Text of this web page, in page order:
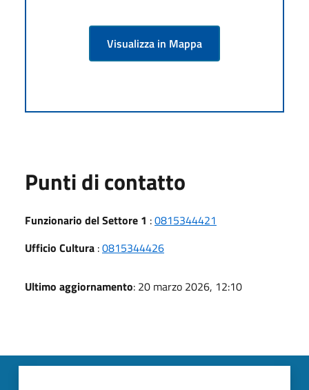
Visualizza in Mappa
Punti di contatto
Funzionario del Settore 1 :0815344421
Ufficio Cultura :0815344426
Ultimo aggiornamento: 20 marzo 2026, 12:10